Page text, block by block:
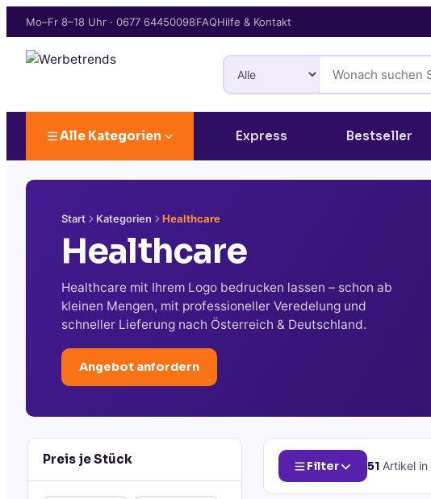
Mo–Fr 8–18 Uhr · 0677 64450098FAQHilfe & Kontakt
Alle Kategorien Express Bestseller
Start Kategorien Healthcare
Healthcare
Healthcare mit Ihrem Logo bedrucken lassen – schon ab
kleinen Mengen, mit professioneller Veredelung und
schneller Lieferung nach Österreich & Deutschland.
Angebot anfordern
Preis je Stück Filter 51 Artikel in